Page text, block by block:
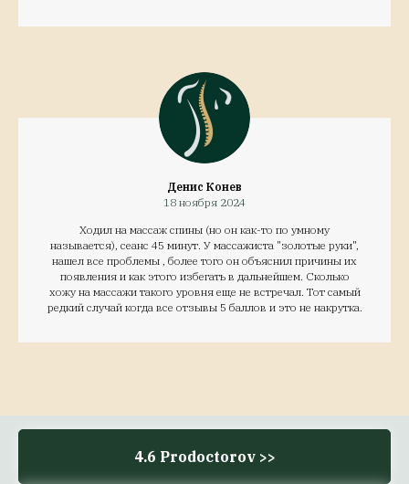
Денис Конев
18 ноября 2024
Ходил на массаж спины (но он как-то по умному
называется), сеанс 45 минут. У массажиста "золотые руки",
нашел все проблемы , более того он объяснил причины их
появления и как этого избегать в дальнейшем. Сколько
хожу на массажи такого уровня еще не встречал. Тот самый
редкий случай когда все отзывы 5 баллов и это не накрутка.
4.6 Prodoctorov >>